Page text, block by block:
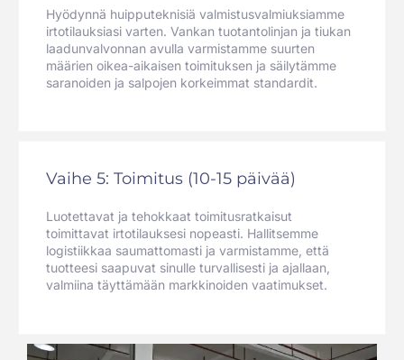
Hyödynnä huipputeknisiä valmistusvalmiuksiamme
irtotilauksiasi varten. Vankan tuotantolinjan ja tiukan
laadunvalvonnan avulla varmistamme suurten
määrien oikea-aikaisen toimituksen ja säilytämme
saranoiden ja salpojen korkeimmat standardit.
Vaihe 5: Toimitus (10-15 päivää)
Luotettavat ja tehokkaat toimitusratkaisut
toimittavat irtotilauksesi nopeasti. Hallitsemme
logistiikkaa saumattomasti ja varmistamme, että
tuotteesi saapuvat sinulle turvallisesti ja ajallaan,
valmiina täyttämään markkinoiden vaatimukset.